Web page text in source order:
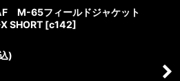
M-65フィールドジャケット
[c142]
)